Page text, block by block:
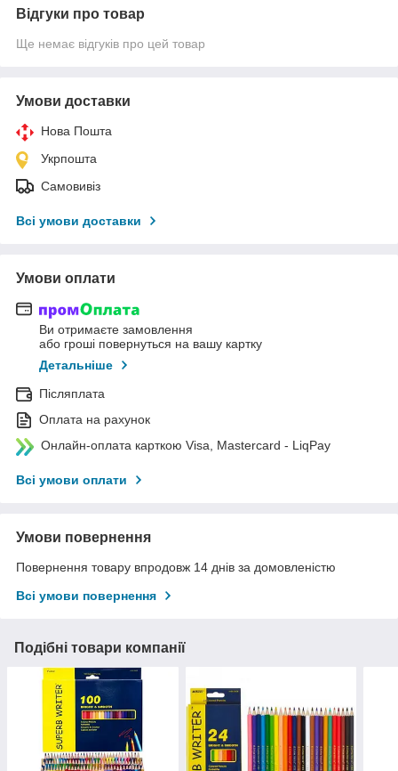
Відгуки про товар
Ще немає відгуків про цей товар
Умови доставки
Нова Пошта
Укрпошта
Самовивіз
Всі умови доставки
Умови оплати
Ви отримаєте замовлення
або гроші повернуться на вашу картку
Детальніше
Післяплата
Оплата на рахунок
Онлайн-оплата карткою Visa, Mastercard - LiqPay
Всі умови оплати
Умови повернення
Повернення товару впродовж 14 днів за домовленістю
Всі умови повернення
Подібні товари компанії